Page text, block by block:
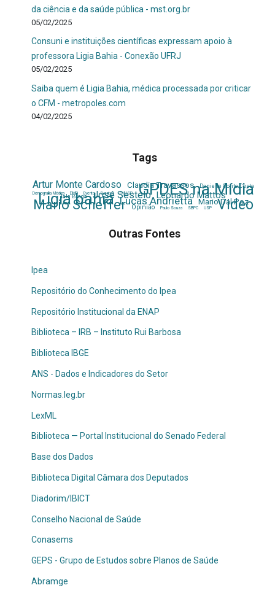
da ciência e da saúde pública - mst.org.br
05/02/2025
Consuni e instituições científicas expressam apoio à
professora Ligia Bahia - Conexão UFRJ
05/02/2025
Saiba quem é Ligia Bahia, médica processada por criticar
o CFM - metropoles.com
04/02/2025
Tags
Artur Monte Cardoso Claudia Travassos Danielle Conte Costa
Demografia Médica DMB Evento Eventos FMUSP GPDES na Mídia
Iale Braga José Sestelo Leonardo Mattos
Ligia bahia Lucas Andrietta Mario Dal Poz
Mario Scheffer Opinião Paulo Souza SBPC USP Video
Outras Fontes
Ipea
Repositório do Conhecimento do Ipea
Repositório Institucional da ENAP
Biblioteca – IRB – Instituto Rui Barbosa
Biblioteca IBGE
ANS - Dados e Indicadores do Setor
Normas.leg.br
LexML
Biblioteca — Portal Institucional do Senado Federal
Base dos Dados
Biblioteca Digital Câmara dos Deputados
Diadorim/IBICT
Conselho Nacional de Saúde
Conasems
GEPS - Grupo de Estudos sobre Planos de Saúde
Abramge